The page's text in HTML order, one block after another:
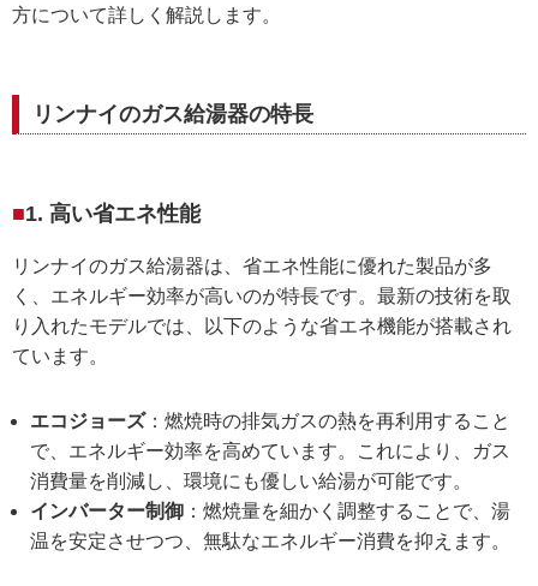
方について詳しく解説します。
リンナイのガス給湯器の特長
1. 高い省エネ性能
リンナイのガス給湯器は、省エネ性能に優れた製品が多
く、エネルギー効率が高いのが特長です。最新の技術を取
り入れたモデルでは、以下のような省エネ機能が搭載され
ています。
エコジョーズ：燃焼時の排気ガスの熱を再利用すること
で、エネルギー効率を高めています。これにより、ガス
消費量を削減し、環境にも優しい給湯が可能です。
インバーター制御 ：燃焼量を細かく調整することで、湯
温を安定させつつ、無駄なエネルギー消費を抑えます。